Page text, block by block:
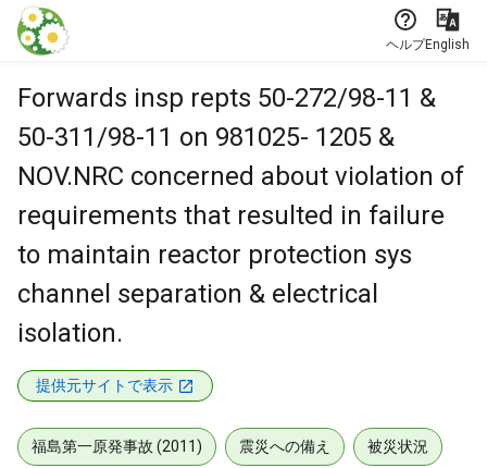
本文に飛ぶ
ヘルプEnglish
Forwards insp repts 50-272/98-11 &
50-311/98-11 on 981025- 1205 &
NOV.NRC concerned about violation of
requirements that resulted in failure
to maintain reactor protection sys
channel separation & electrical
isolation.
提供元サイトで表示
福島第一原発事故 (2011) 震災への備え 被災状況